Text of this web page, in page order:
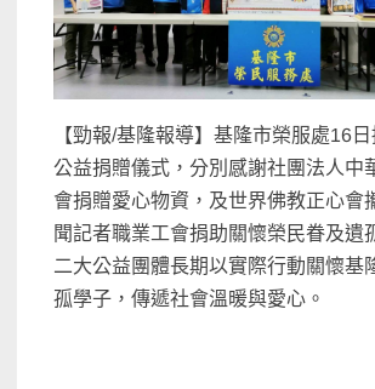
【勁報/基隆報導】基隆市榮服處16
公益捐贈儀式，分別感謝社團法人中
會捐贈愛心物資，及世界佛教正心會
聞記者職業工會捐助關懷榮民眷及遺
二大公益團體長期以實際行動關懷基
孤學子，傳遞社會溫暖與愛心。